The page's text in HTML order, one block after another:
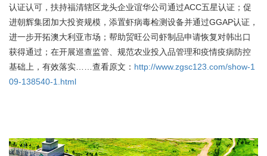
认证认可，扶持福清辖区龙头企业谊华公司通过ACC五星认证；促
进朝辉集团加大投资规模，添置虾病毒检测设备并通过GGAP认证，
进一步开拓澳大利亚市场；帮助贸旺公司虾制品申请恢复对韩出口
获得通过；在开展巡查监管、规范农业投入品管理和疫情疫病防控
基础上，有效落实……查看原文： http://www.zgsc123.com/show-1
09-138540-1.html